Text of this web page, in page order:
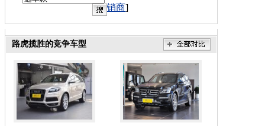
销商]
路虎揽胜的竞争车型